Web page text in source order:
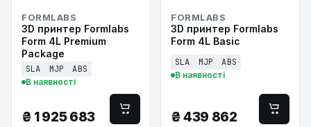
FORMLABS
3D принтер Formlabs
Form 4L Premium
Package
SLA MJP ABS
В наявності
₴ 1 925 683
FORMLABS
3D принтер Formlabs
Form 4L Basic
SLA MJP ABS
В наявності
₴ 439 862